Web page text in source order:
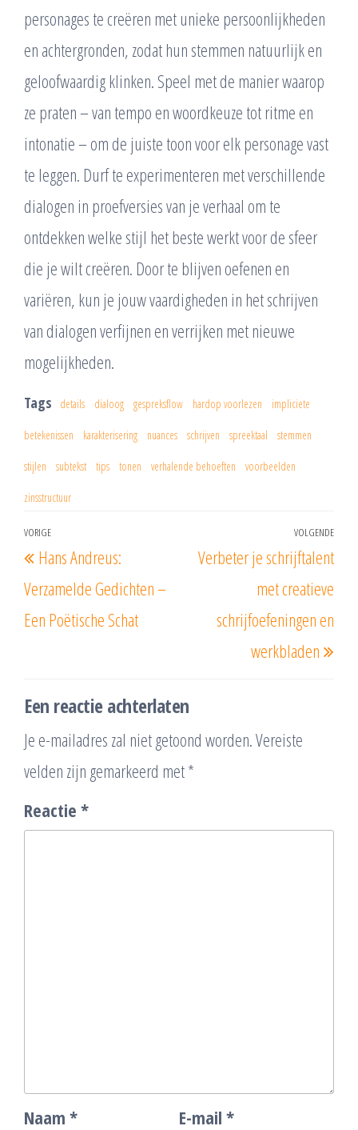
personages te creëren met unieke persoonlijkheden
en achtergronden, zodat hun stemmen natuurlijk en
geloofwaardig klinken. Speel met de manier waarop
ze praten – van tempo en woordkeuze tot ritme en
intonatie – om de juiste toon voor elk personage vast
te leggen. Durf te experimenteren met verschillende
dialogen in proefversies van je verhaal om te
ontdekken welke stijl het beste werkt voor de sfeer
die je wilt creëren. Door te blijven oefenen en
variëren, kun je jouw vaardigheden in het schrijven
van dialogen verfijnen en verrijken met nieuwe
mogelijkheden.
Tags details dialoog gespreksflow hardop voorlezen impliciete
betekenissen karakterisering nuances schrijven spreektaal stemmen
stijlen subtekst tips tonen verhalende behoeften voorbeelden
zinsstructuur
Berichtnavigatie
Vorig
bericht
VORIGE
Hans Andreus:
Verzamelde Gedichten –
Een Poëtische Schat
VOLGENDE
Verbeter je schrijftalent
met creatieve
schrijfoefeningen en
werkbladen
Een reactie achterlaten
Je e-mailadres zal niet getoond worden.Vereiste
velden zijn gemarkeerd met*
Reactie *
Naam * E-mail *